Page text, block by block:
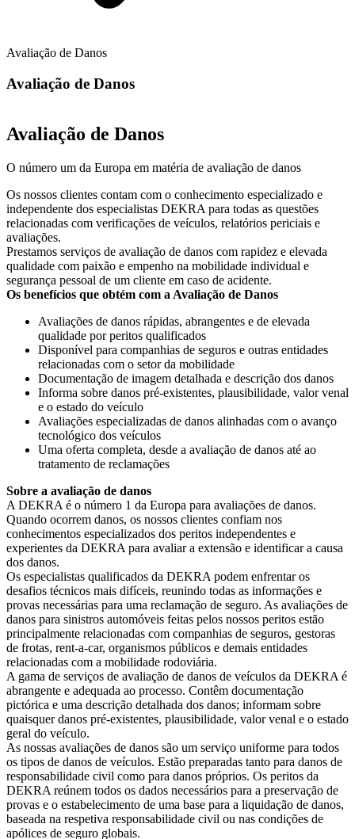
Avaliação de Danos
Avaliação de Danos
Avaliação de Danos
O número um da Europa em matéria de avaliação de danos
Os nossos clientes contam com o conhecimento especializado e
independente dos especialistas DEKRA para todas as questões
relacionadas com verificações de veículos, relatórios periciais e
avaliações.
Prestamos serviços de avaliação de danos com rapidez e elevada
qualidade com paixão e empenho na mobilidade individual e
segurança pessoal de um cliente em caso de acidente.
Os benefícios que obtém com a Avaliação de Danos
Avaliações de danos rápidas, abrangentes e de elevada
qualidade por peritos qualificados
Disponível para companhias de seguros e outras entidades
relacionadas com o setor da mobilidade
Documentação de imagem detalhada e descrição dos danos
Informa sobre danos pré-existentes, plausibilidade, valor venal
e o estado do veículo
Avaliações especializadas de danos alinhadas com o avanço
tecnológico dos veículos
Uma oferta completa, desde a avaliação de danos até ao
tratamento de reclamações
Sobre a avaliação de danos
A DEKRA é o número 1 da Europa para avaliações de danos.
Quando ocorrem danos, os nossos clientes confiam nos
conhecimentos especializados dos peritos independentes e
experientes da DEKRA para avaliar a extensão e identificar a causa
dos danos.
Os especialistas qualificados da DEKRA podem enfrentar os
desafios técnicos mais difíceis, reunindo todas as informações e
provas necessárias para uma reclamação de seguro. As avaliações de
danos para sinistros automóveis feitas pelos nossos peritos estão
principalmente relacionadas com companhias de seguros, gestoras
de frotas, rent-a-car, organismos públicos e demais entidades
relacionadas com a mobilidade rodoviária.
A gama de serviços de avaliação de danos de veículos da DEKRA é
abrangente e adequada ao processo. Contêm documentação
pictórica e uma descrição detalhada dos danos; informam sobre
quaisquer danos pré-existentes, plausibilidade, valor venal e o estado
geral do veículo.
As nossas avaliações de danos são um serviço uniforme para todos
os tipos de danos de veículos. Estão preparadas tanto para danos de
responsabilidade civil como para danos próprios. Os peritos da
DEKRA reúnem todos os dados necessários para a preservação de
provas e o estabelecimento de uma base para a liquidação de danos,
baseada na respetiva responsabilidade civil ou nas condições de
apólices de seguro globais.